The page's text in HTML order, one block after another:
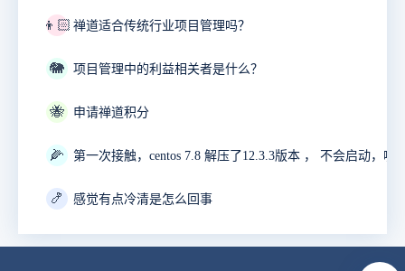
👦🏻 禅道适合传统行业项目管理吗？
🐘 项目管理中的利益相关者是什么？
🐝 申请禅道积分
🌽
🍤 感觉有点冷清是怎么回事